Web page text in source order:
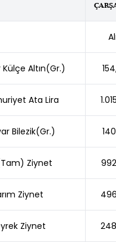
Altın(Gr.)
Ata Lira
Bilezik(Gr.)
Ziynet
Ziynet
Ziynet